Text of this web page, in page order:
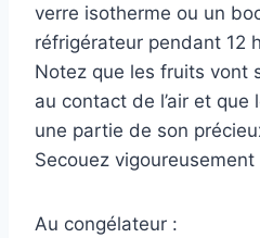
verre isotherme ou un
réfrigérateur pendant 12
Notez que les fruits vont
au contact de l’air et que
une partie de son
Secouez
Au congélateur :